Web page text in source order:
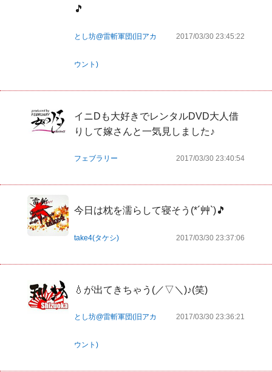
🎵
とし坊@雷斬軍団(旧アカ
ウント)
2017/03/30 23:45:22
イニDも大好きでレンタルDVD大人借
りして嫁さんと一気見しました♪
フェブラリー 2017/03/30 23:40:54
今日は枕を濡らして寝そう(*´艸`)🎵
take4(タケシ) 2017/03/30 23:37:06
💧が出てきちゃう(／▽＼)♪(笑)
とし坊@雷斬軍団(旧アカ
ウント)
2017/03/30 23:36:21